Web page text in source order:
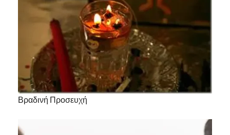
Βραδινή Προσευχή